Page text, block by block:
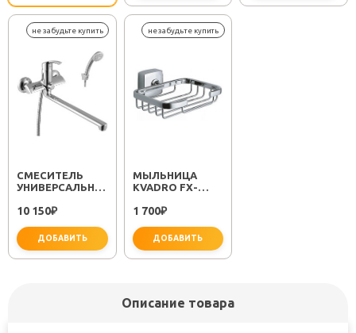
не забудьте купить
СМЕСИТЕЛЬ
УНИВЕРСАЛЬНЫЙ
LM1151C"
10 150₽
ДОБАВИТЬ
не забудьте купить
МЫЛЬНИЦА
KVADRO FX-
1 700₽
ДОБАВИТЬ
Описание товара